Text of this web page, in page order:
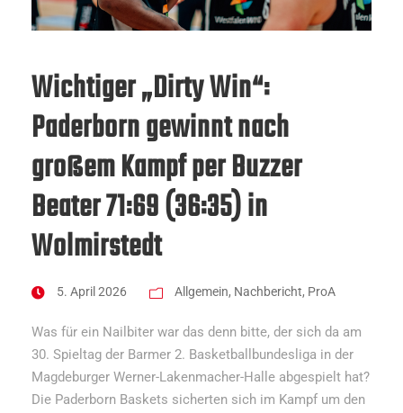
Wichtiger „Dirty Win“:
Paderborn gewinnt nach
großem Kampf per Buzzer
Beater 71:69 (36:35) in
Wolmirstedt
5. April 2026 Allgemein, Nachbericht, ProA
Was für ein Nailbiter war das denn bitte, der sich da am
30. Spieltag der Barmer 2. Basketballbundesliga in der
Magdeburger Werner-Lakenmacher-Halle abgespielt hat?
Die Paderborn Baskets sicherten sich im Kampf um den